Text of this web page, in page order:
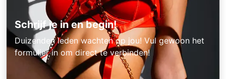
Schrijf je in en begin!
Duizenden leden wachten op jou! Vul gewoon het
formulier in om direct te verbinden!